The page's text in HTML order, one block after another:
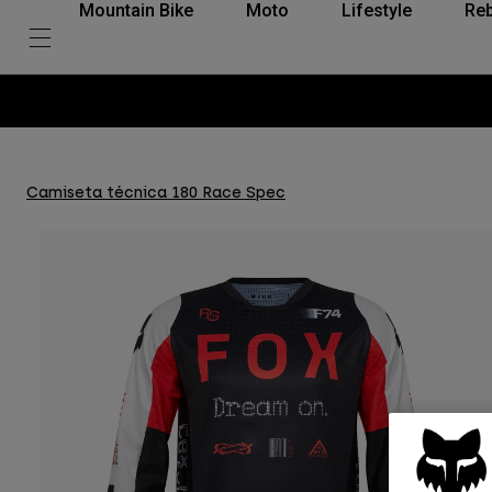
Mountain Bike Moto Lifestyle
Camiseta técnica 180 Race Spec